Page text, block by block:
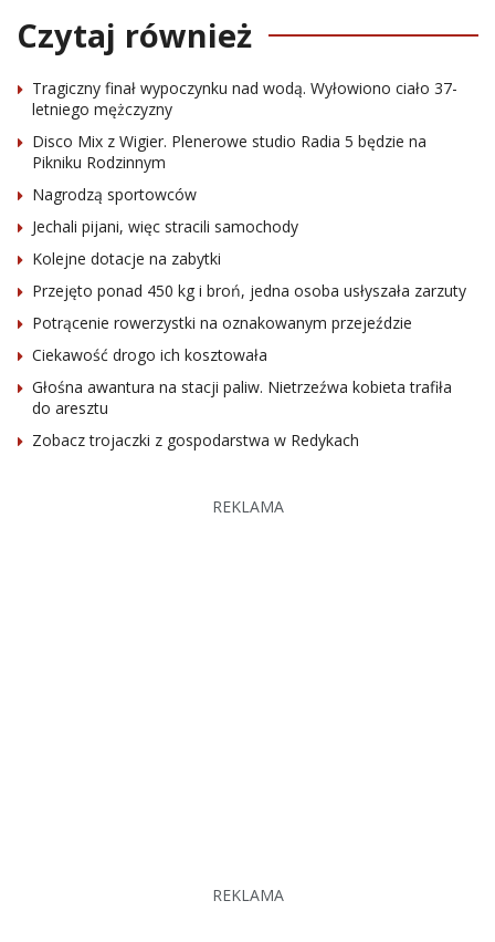
Czytaj również
Tragiczny finał wypoczynku nad wodą. Wyłowiono ciało 37-
letniego mężczyzny
Disco Mix z Wigier. Plenerowe studio Radia 5 będzie na
Pikniku Rodzinnym
Nagrodzą sportowców
Jechali pijani, więc stracili samochody
Kolejne dotacje na zabytki
Przejęto ponad 450 kg i broń, jedna osoba usłyszała zarzuty
Potrącenie rowerzystki na oznakowanym przejeździe
Ciekawość drogo ich kosztowała
Głośna awantura na stacji paliw. Nietrzeźwa kobieta trafiła
do aresztu
Zobacz trojaczki z gospodarstwa w Redykach
REKLAMA
REKLAMA